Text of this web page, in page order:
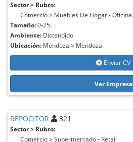
Sector > Rubro:
Comercio > Muebles De Hogar - Oficina
Tamaño:0-25
Ambiente: Distendido
Ubicación: Mendoza > Mendoza
Enviar CV
Ver Empresa
REPOCITOR 321
Sector > Rubro:
Comercio > Supermercado - Retail